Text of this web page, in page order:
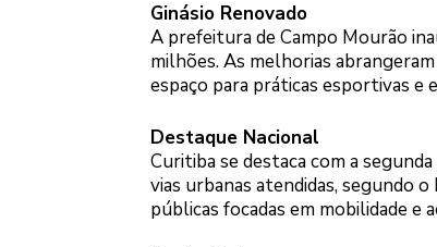
Ginásio Renovado
A prefeitura de Campo Mourão
milhões. As melhorias
espaço para práticas esportivas e
Destaque Nacional
Curitiba se destaca com a
vias urbanas atendidas, segundo
públicas focadas em mobilidade e